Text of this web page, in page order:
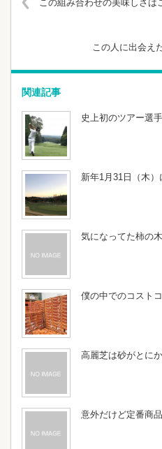
この組み合わせの美味しさは
この人に出会え
関連記事
史上初のツアー選
新年1月31日（木）
気になってた柿の
僕の中でのコストコ
高麗芝は砂がとに
意外だけど定番商品